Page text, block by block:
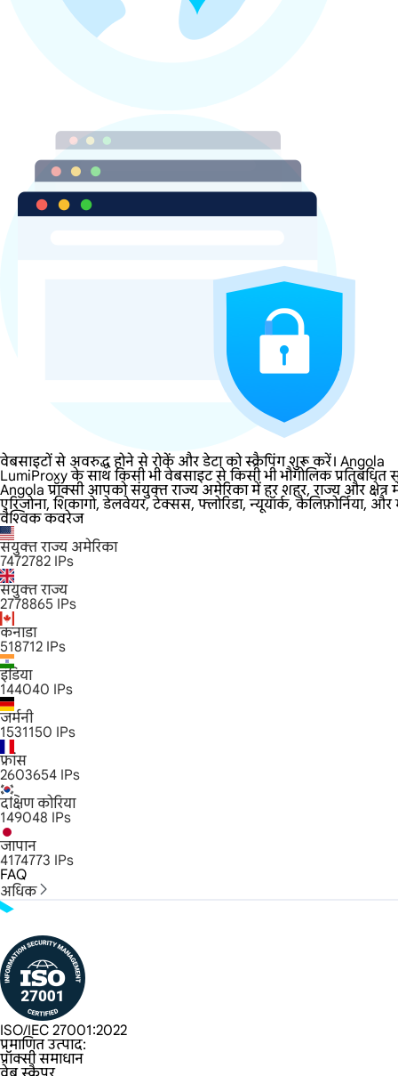
वेबसाइटों से अवरुद्ध होने से रोकें और डेटा को स्क्रैपिंग शुरू करें। Angola
LumiProxy के साथ किसी भी वेबसाइट से किसी भी भौगोलिक प्रतिबंधित
Angola प्रॉक्सी आपको संयुक्त राज्य अमेरिका में हर शहर, राज्य और
एरिजोना, शिकागो, डेलवेयर, टेक्सस, फ्लोरिडा, न्यूयॉर्क, कैलिफ़ोर्निया,
वैश्विक कवरेज
संयुक्त राज्य अमेरिका
7472782 IPs
संयुक्त राज्य
2778865 IPs
कनाडा
518712 IPs
इंडिया
144040 IPs
जर्मनी
1531150 IPs
फ्रांस
2603654 IPs
दक्षिण कोरिया
149048 IPs
जापान
4174773 IPs
FAQ
अधिक
ISO/IEC 27001:2022
प्रमाणित उत्पाद:
प्रॉक्सी समाधान